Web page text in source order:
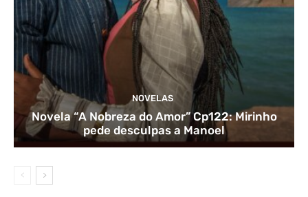
NOVELAS
Novela “A Nobreza do Amor” Cp122: Mirinho
pede desculpas a Manoel